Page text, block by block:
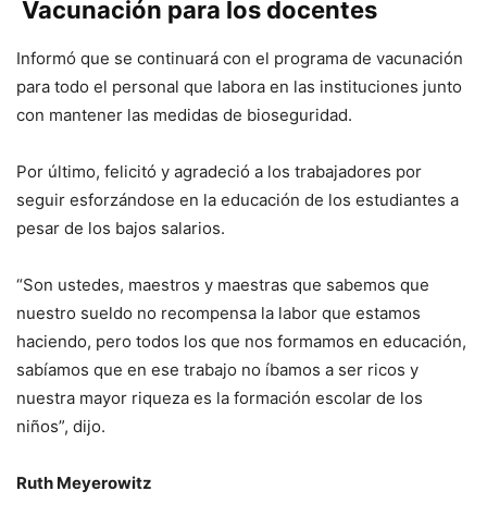
Vacunación para los docentes
Informó que se continuará con el programa de vacunación
para todo el personal que labora en las instituciones junto
con mantener las medidas de bioseguridad.
Por último, felicitó y agradeció a los trabajadores por
seguir esforzándose en la educación de los estudiantes a
pesar de los bajos salarios.
“Son ustedes, maestros y maestras que sabemos que
nuestro sueldo no recompensa la labor que estamos
haciendo, pero todos los que nos formamos en educación,
sabíamos que en ese trabajo no íbamos a ser ricos y
nuestra mayor riqueza es la formación escolar de los
niños”, dijo.
Ruth Meyerowitz